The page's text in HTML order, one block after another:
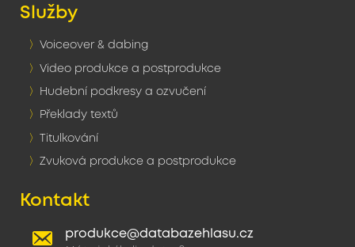
Služby
Voiceover & dabing
Video produkce a postprodukce
Hudební podkresy a ozvučení
Překlady textů
Titulkování
Zvuková produkce a postprodukce
Kontakt
produkce@databazehlasu.cz